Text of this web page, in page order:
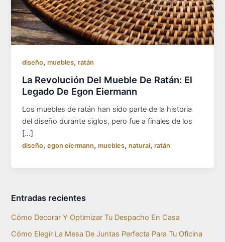
diseño,muebles,ratán
La Revolución Del Mueble De Ratán: El
Legado De Egon Eiermann
Los muebles de ratán han sido parte de la historia
del diseño durante siglos, pero fue a finales de los
[…]
diseño,egon eiermann,muebles,natural,ratán
Entradas recientes
Cómo Decorar Y Optimizar Tu Despacho En Casa
Cómo Elegir La Mesa De Juntas Perfecta Para Tu Oficina